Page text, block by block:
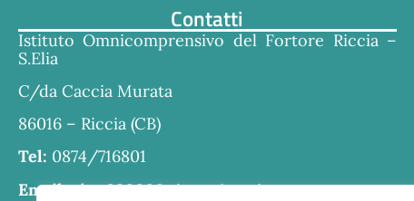
Contatti
Istituto Omnicomprensivo del Fortore Riccia –
S.Elia
C/da Caccia Murata
86016 – Riccia (CB)
Tel: 0874/716801
Email: cbra030006@istruzione.it